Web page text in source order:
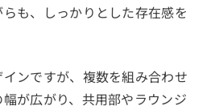
も、しっかりとした存在感を
ンですが、複数を組み合わせ
が広がり、共用部やラウンジ